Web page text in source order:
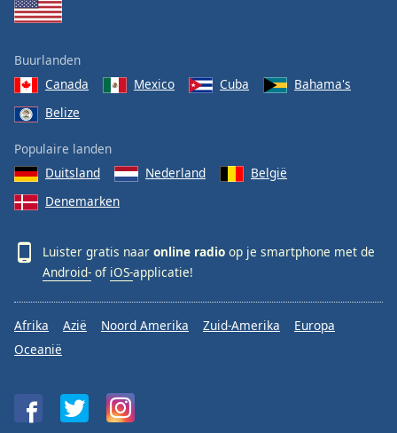
Buurlanden
Canada
Mexico Cuba
Bahama's
Belize
Populaire landen
Duitsland
Nederland
België
Denemarken
Luister gratis naar online radio op je smartphone met de
Android- of iOS-applicatie!
Afrika Azië Noord Amerika Zuid-Amerika
Europa
Oceanië